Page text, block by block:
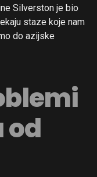
Silverston je bio
staze koje nam
do azijske
od